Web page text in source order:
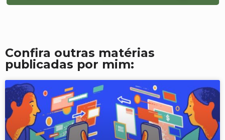
Confira outras matérias
publicadas por mim: